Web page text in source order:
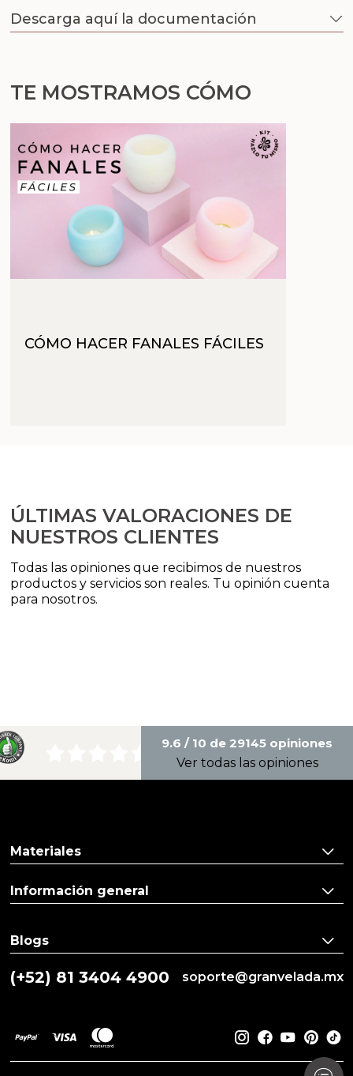
Descarga aquí la documentación
TE MOSTRAMOS CÓMO
CÓMO HACER FANALES FÁCILES
ÚLTIMAS VALORACIONES DE
NUESTROS CLIENTES
Todas las opiniones que recibimos de nuestros
productos y servicios son reales. Tu opinión cuenta
para nosotros.
9.6 / 10 de 29145 opiniones
Ver todas las opiniones
(+52) 81 3404 4900 soporte@granvelada.mx
Materiales
Información general
Blogs